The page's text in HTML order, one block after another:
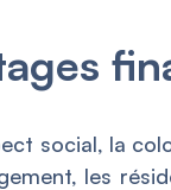
social, la
les